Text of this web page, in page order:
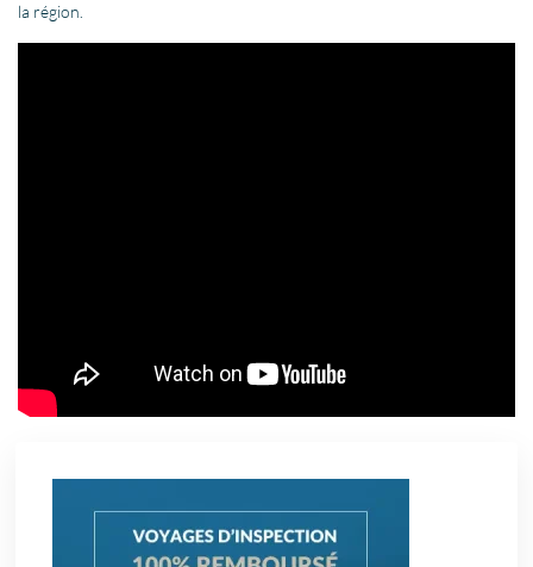
la région.